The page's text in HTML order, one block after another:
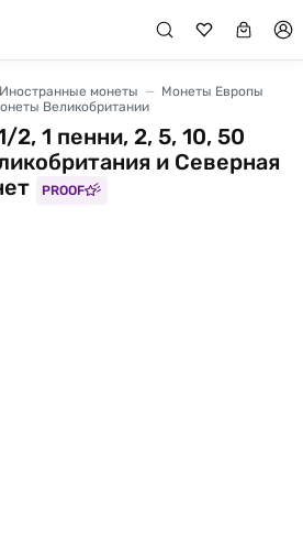
Иностранные монеты
Монеты Европы
Великобритании
2, 1 пенни, 2, 5, 10, 50
и Северная
PROOF